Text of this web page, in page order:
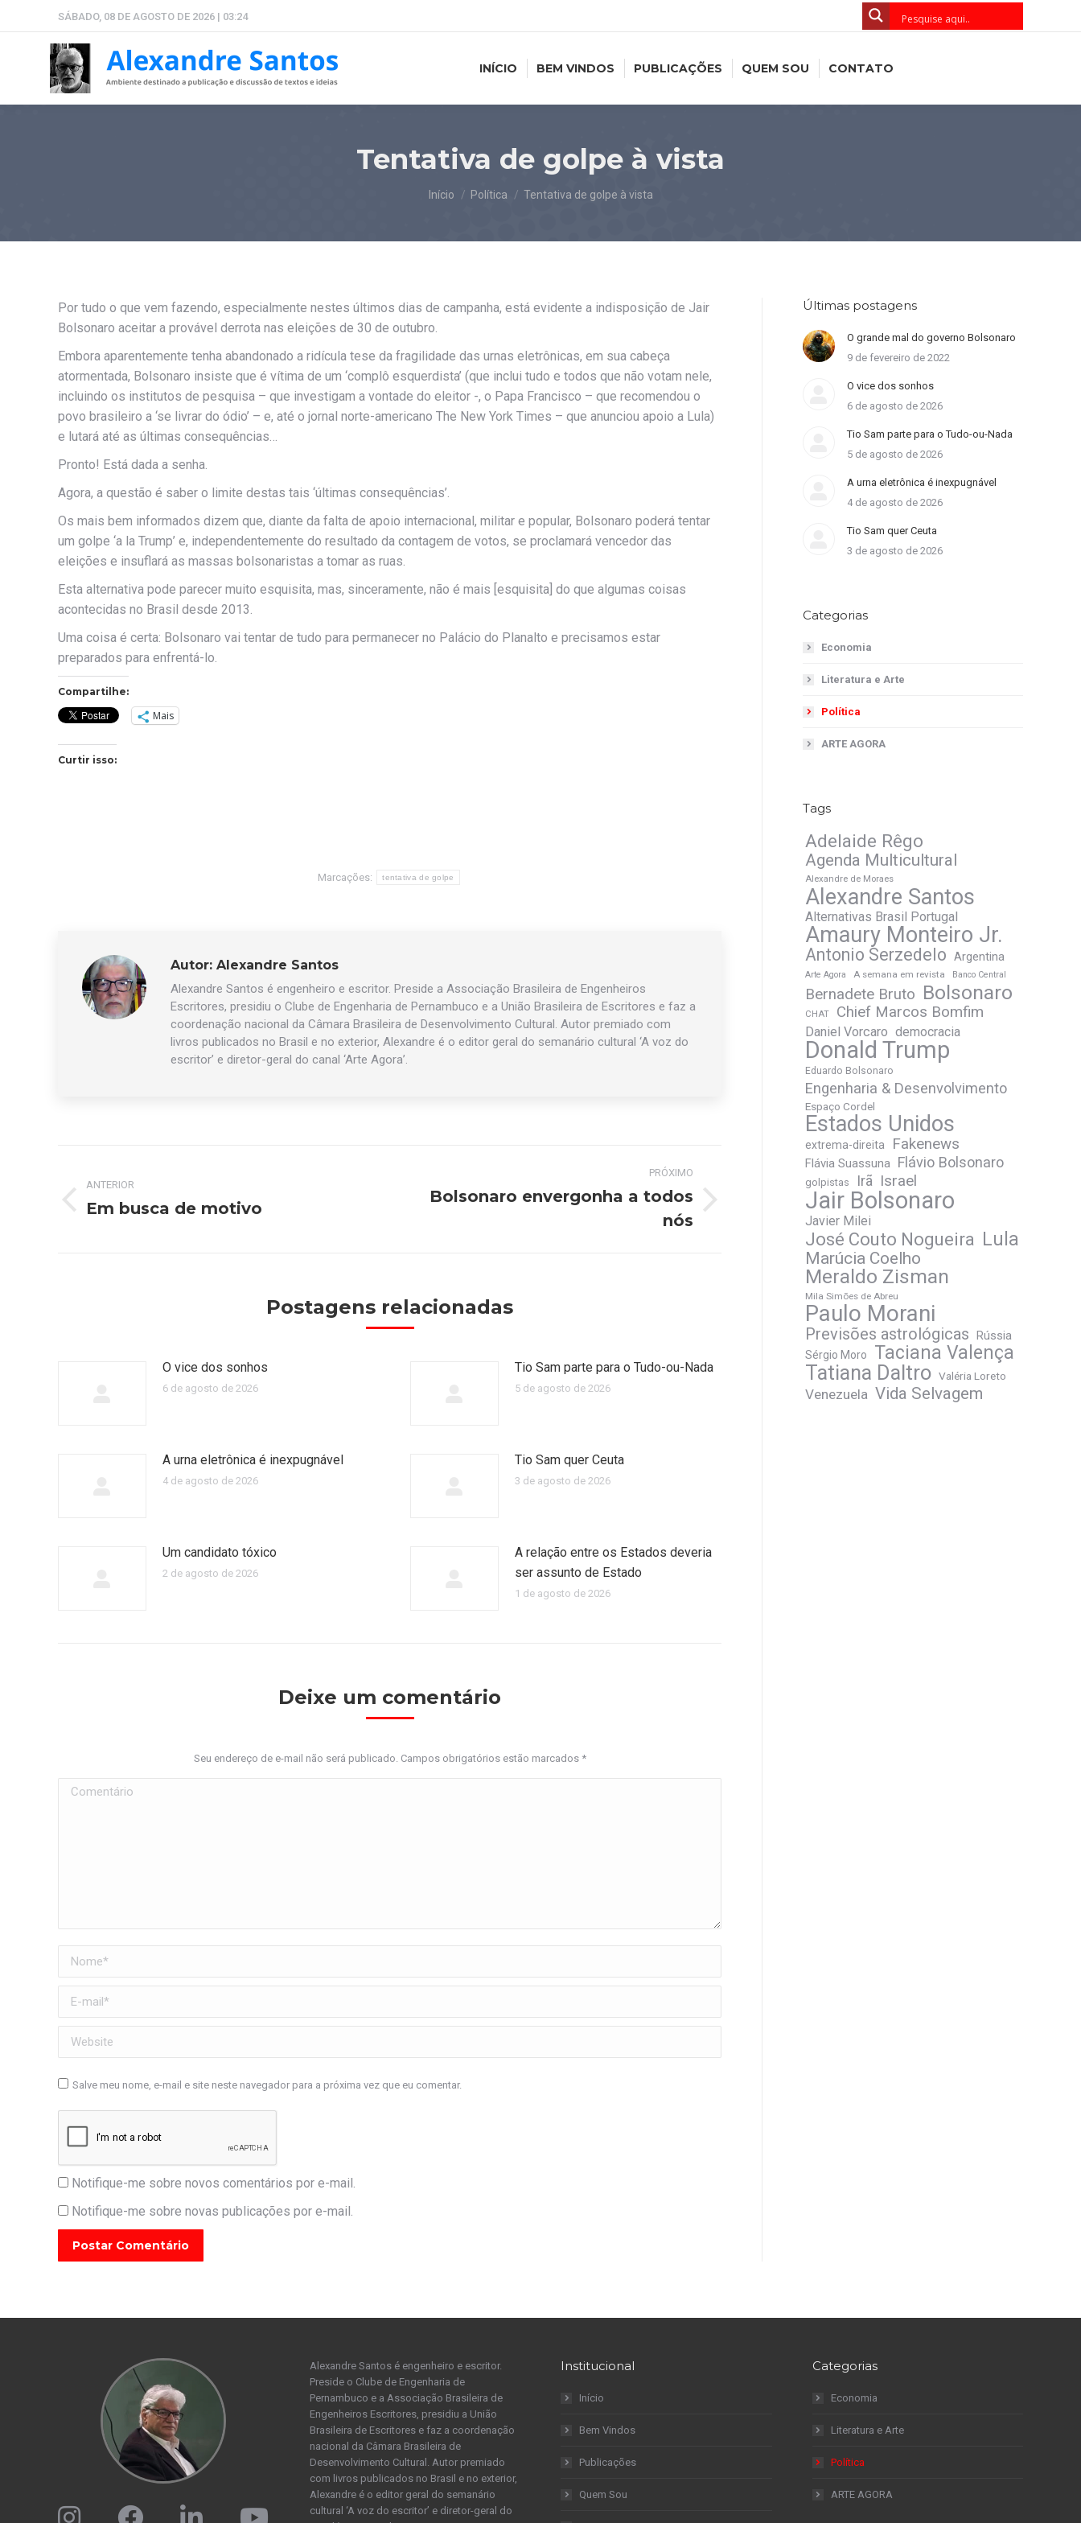
SÁBADO, 08 DE AGOSTO DE 2026 | 03:24
INÍCIO BEM VINDOS PUBLICAÇÕES QUEM SOU CONTATO
Tentativa de golpe à vista
Você está aqui:
Início Política Tentativa de golpe à vista
Por tudo o que vem fazendo, especialmente nestes últimos dias de campanha, está evidente a indisposição de Jair
Bolsonaro aceitar a provável derrota nas eleições de 30 de outubro.
Embora aparentemente tenha abandonado a ridícula tese da fragilidade das urnas eletrônicas, em sua cabeça
atormentada, Bolsonaro insiste que é vítima de um ‘complô esquerdista’ (que inclui tudo e todos que não votam nele,
incluindo os institutos de pesquisa – que investigam a vontade do eleitor -, o Papa Francisco – que recomendou o
povo brasileiro a ‘se livrar do ódio’ – e, até o jornal norte-americano The New York Times – que anunciou apoio a Lula)
e lutará até as últimas consequências…
Pronto! Está dada a senha.
Agora, a questão é saber o limite destas tais ‘últimas consequências’.
Os mais bem informados dizem que, diante da falta de apoio internacional, militar e popular, Bolsonaro poderá tentar
um golpe ‘a la Trump’ e, independentemente do resultado da contagem de votos, se proclamará vencedor das
eleições e insuflará as massas bolsonaristas a tomar as ruas.
Esta alternativa pode parecer muito esquisita, mas, sinceramente, não é mais [esquisita] do que algumas coisas
acontecidas no Brasil desde 2013.
Uma coisa é certa: Bolsonaro vai tentar de tudo para permanecer no Palácio do Planalto e precisamos estar
preparados para enfrentá-lo.
Compartilhe:
Mais
Curtir isso:
Marcações: tentativa de golpe
Autor: Alexandre Santos
Alexandre Santos é engenheiro e escritor. Preside a Associação Brasileira de Engenheiros
Escritores, presidiu o Clube de Engenharia de Pernambuco e a União Brasileira de Escritores e faz a
coordenação nacional da Câmara Brasileira de Desenvolvimento Cultural. Autor premiado com
livros publicados no Brasil e no exterior, Alexandre é o editor geral do semanário cultural ‘A voz do
escritor’ e diretor-geral do canal ‘Arte Agora’.
deANTERIOR
Post
Em busca de motivo
PRÓXIMO
Bolsonaro envergonha a todos
nós
Postagens relacionadas
O vice dos sonhos
6 de agosto de 2026
Tio Sam parte para o Tudo-ou-Nada
5 de agosto de 2026
A urna eletrônica é inexpugnável
4 de agosto de 2026
Tio Sam quer Ceuta
3 de agosto de 2026
Um candidato tóxico
2 de agosto de 2026
A relação entre os Estados deveria
ser assunto de Estado
1 de agosto de 2026
Deixe um comentário
Seu endereço de e-mail não será publicado. Campos obrigatórios estão marcados *
Comentário
Nome *
E-mail *
Website
Salve meu nome, e-mail e site neste navegador para a próxima vez que eu comentar.
Notifique-me sobre novos comentários por e-mail.
Notifique-me sobre novas publicações por e-mail.
Postar Comentário
Últimas postagens
O grande mal do governo Bolsonaro
9 de fevereiro de 2022
O vice dos sonhos
6 de agosto de 2026
Tio Sam parte para o Tudo-ou-Nada
5 de agosto de 2026
A urna eletrônica é inexpugnável
4 de agosto de 2026
Tio Sam quer Ceuta
3 de agosto de 2026
Categorias
Economia
Literatura e Arte
Política
ARTE AGORA
Tags
Adelaide Rêgo
Agenda Multicultural
Alexandre de Moraes
Alexandre Santos
Alternativas Brasil Portugal
Amaury Monteiro Jr.
Antonio Serzedelo Argentina
Arte Agora A semana em revista Banco Central
Bernadete Bruto Bolsonaro
CHAT Chief Marcos Bomfim
Daniel Vorcaro democracia
Donald Trump
Eduardo Bolsonaro
Engenharia & Desenvolvimento
Espaço Cordel
Estados Unidos
extrema-direita Fakenews
Flávia Suassuna Flávio Bolsonaro
golpistas Irã Israel
Jair Bolsonaro
Javier Milei
José Couto Nogueira Lula
Marúcia Coelho
Meraldo Zisman
Mila Simões de Abreu
Paulo Morani
Previsões astrológicas Rússia
Sérgio Moro Taciana Valença
Tatiana Daltro Valéria Loreto
Venezuela Vida Selvagem
Alexandre Santos é engenheiro e escritor.
Preside o Clube de Engenharia de
Pernambuco e a Associação Brasileira de
Engenheiros Escritores, presidiu a União
Brasileira de Escritores e faz a coordenação
nacional da Câmara Brasileira de
Desenvolvimento Cultural. Autor premiado
com livros publicados no Brasil e no exterior,
Alexandre é o editor geral do semanário
cultural ‘A voz do escritor’ e diretor-geral do
Institucional
Início
Bem Vindos
Publicações
Quem Sou
Categorias
Economia
Literatura e Arte
Política
ARTE AGORA